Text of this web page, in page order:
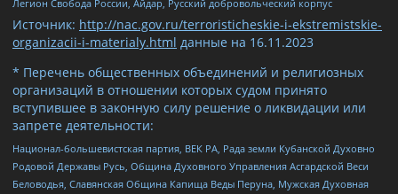
Легион Свобода России, Айдар, Русский добровольческий корпус
Источник: http://nac.gov.ru/terroristicheskie-i-ekstremistskie-
organizacii-i-materialy.html данные на 16.11.2023
* Перечень общественных объединений и религиозных
организаций в отношении которых судом принято
вступившее в законную силу решение о ликвидации или
запрете деятельности:
Национал-большевистская партия, ВЕК РА, Рада земли Кубанской Духовно
Родовой Державы Русь, Община Духовного Управления Асгардской Веси
Беловодья, Славянская Община Капища Веды Перуна, Мужская Духовная